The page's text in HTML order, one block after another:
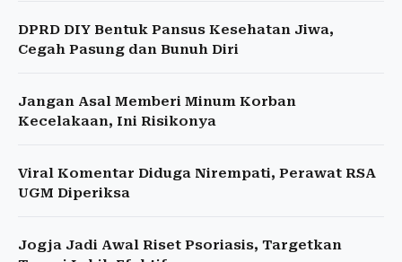
DPRD DIY Bentuk Pansus Kesehatan Jiwa,
Cegah Pasung dan Bunuh Diri
Jangan Asal Memberi Minum Korban
Kecelakaan, Ini Risikonya
Viral Komentar Diduga Nirempati, Perawat RSA
UGM Diperiksa
Jogja Jadi Awal Riset Psoriasis, Targetkan